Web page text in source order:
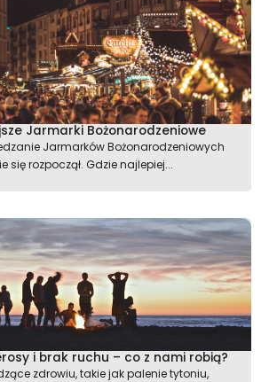
Jarmarki Bożonarodzeniowe
Jarmarków Bożonarodzeniowych
się rozpoczął. Gdzie najlepiej...
i brak ruchu – co z nami robią?
zdrowiu, takie jak palenie tytoniu,